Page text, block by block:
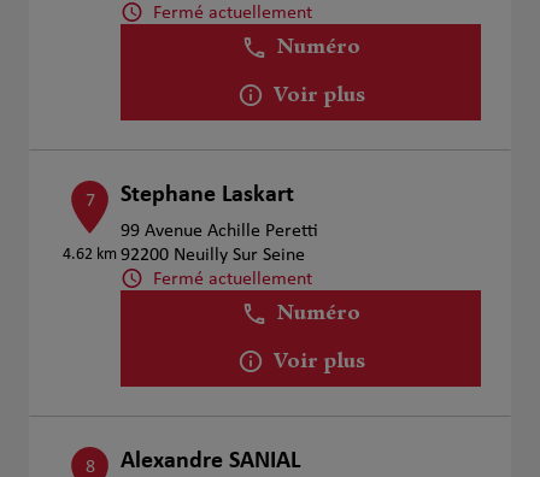
Fermé actuellement
Numéro
Voir plus
7
4.62 km
Stephane Laskart
99 Avenue Achille Peretti
92200 Neuilly Sur Seine
Fermé actuellement
Numéro
Voir plus
8 Alexandre SANIAL